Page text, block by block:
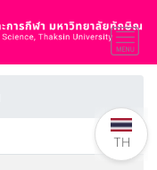
TH